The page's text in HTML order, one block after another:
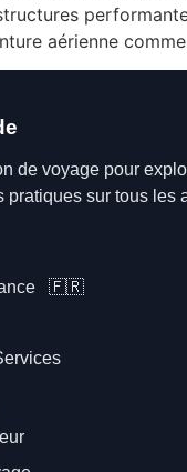
aérienne
de voyage pour
pratiques sur tous les
🇫🇷